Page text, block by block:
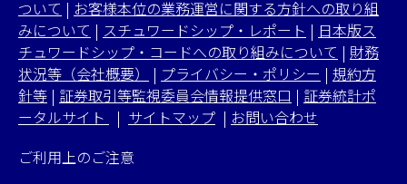
ついて | お客様本位の業務運営に関する方針への取り組
みについて | スチュワードシップ・レポート | 日本版ス
チュワードシップ・コードへの取り組みについて | 財務
状況等（会社概要）
| プライバシー・ポリシー | 規約方
針等 | 証券取引等監視委員会情報提供窓口 | 証券統計ポ
ータルサイト
| サイトマップ | お問い合わせ
ご利用上のご注意